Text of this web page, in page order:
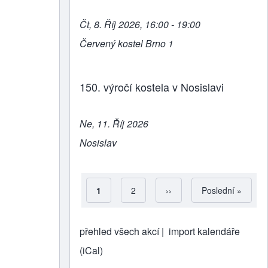
Čt, 8. Říj 2026, 16:00 - 19:00
Červený kostel Brno 1
150. výročí kostela v Nosislavi
Ne, 11. Říj 2026
Nosislav
Pagination
Aktuální stránka
1 Strana
2 Následující stránka
›› Poslední stránka
Poslední »
přehled všech akcí | import kalendáře
(iCal)